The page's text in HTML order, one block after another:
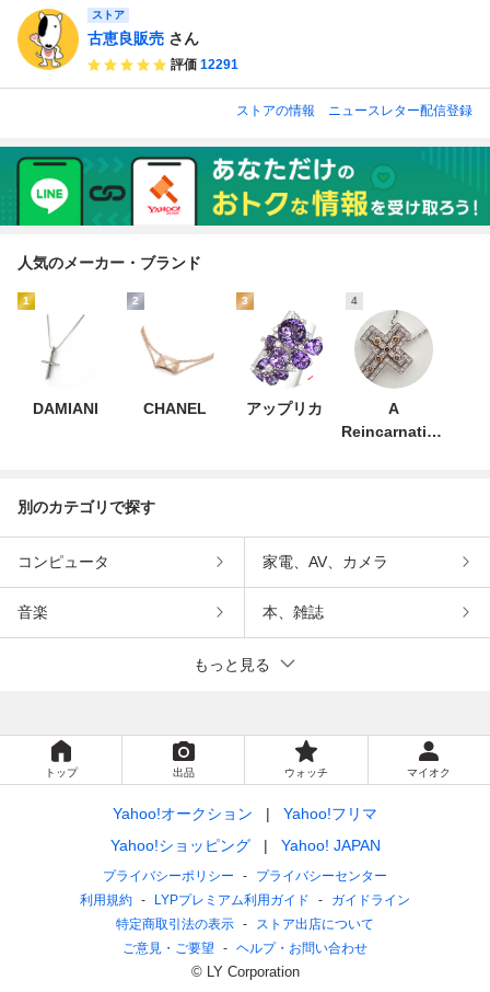
ストア
古恵良販売 さん
評価 12291
ストアの情報 ニュースレター配信登録
人気のメーカー・ブランド
1
DAMIANI
2
CHANEL
3
アップリカ
4
A
Reincarnation
別のカテゴリで探す
コンピュータ 家電、AV、カメラ
音楽 本、雑誌
もっと見る
トップ 出品 ウォッチ マイオク
Yahoo!オークション
Yahoo!フリマ
Yahoo!ショッピング
Yahoo! JAPAN
プライバシーポリシー
プライバシーセンター
利用規約
LYPプレミアム利用ガイド
ガイドライン
特定商取引法の表示
ストア出店について
ご意見・ご要望
ヘルプ・お問い合わせ
© LY Corporation